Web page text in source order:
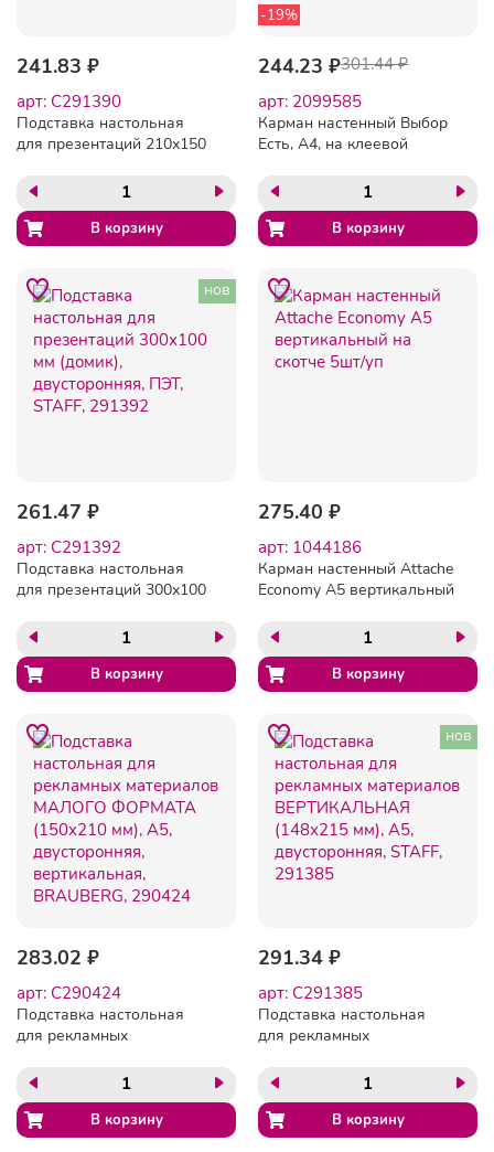
241.83 ₽
арт: C291390
Подставка настольная
для презентаций 210х150
ПЭТ, STAFF, 291390
-19%
244.23 ₽301.44 ₽
арт: 2099585
Карман настенный Выбор
Есть, А4, на клеевой
нов
261.47 ₽
арт: C291392
Подставка настольная
для презентаций 300х100
ПЭТ, STAFF, 291392
275.40 ₽
арт: 1044186
Карман настенный Attache
Economy А5 вертикальный
283.02 ₽
арт: C290424
Подставка настольная
для рекламных
ФОРМАТА (150х210 мм),
А5, двусторонняя,
вертикальная, BRAUBERG,
290424
нов
291.34 ₽
арт: C291385
Подставка настольная
для рекламных
ВЕРТИКАЛЬНАЯ (148х215
мм), А5, двусторонняя,
STAFF, 291385